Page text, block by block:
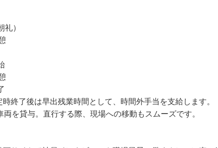
礼）
時終了後は早出残業時間として、時間外手当を支給します。